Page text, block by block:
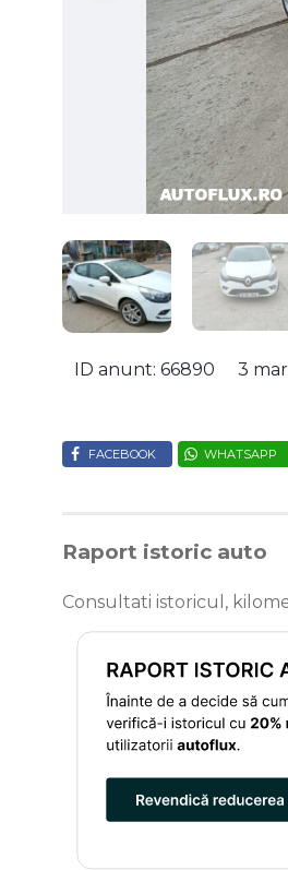
ID anunt: 66890 3
FACEBOOK WHATSAPP
Raport istoric auto
Consultati istoricul,